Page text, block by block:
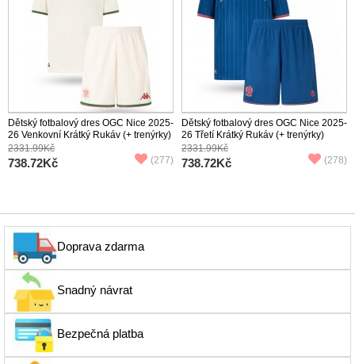
Dětský fotbalový dres OGC Nice 2025-
26 Venkovní Krátký Rukáv (+ trenýrky)
2331.99Kč
738.72Kč (277)
Dětský fotbalový dres OGC Nice 2025-
26 Třetí Krátký Rukáv (+ trenýrky)
2331.99Kč
738.72Kč (278)
Doprava zdarma
Snadný návrat
Bezpečná platba